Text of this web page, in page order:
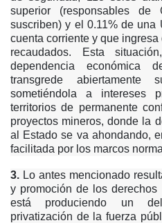
superior (responsables
suscriben) y el 0.11% de una
cuenta corriente y que
recaudados. Esta
dependencia económica
transgrede abiertamente
sometiéndola a intereses
territorios de permanente
proyectos mineros, donde la
al Estado se va ahondando,
facilitada por los marcos
3. Lo antes mencionado
y promoción de los
está produciendo un
privatización de la fuerza